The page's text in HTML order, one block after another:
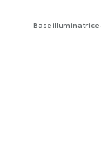
Base illuminatrice